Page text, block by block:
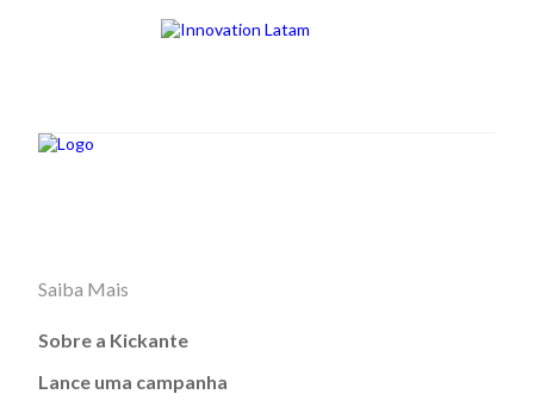
Saiba Mais
Sobre a Kickante
Lance uma campanha